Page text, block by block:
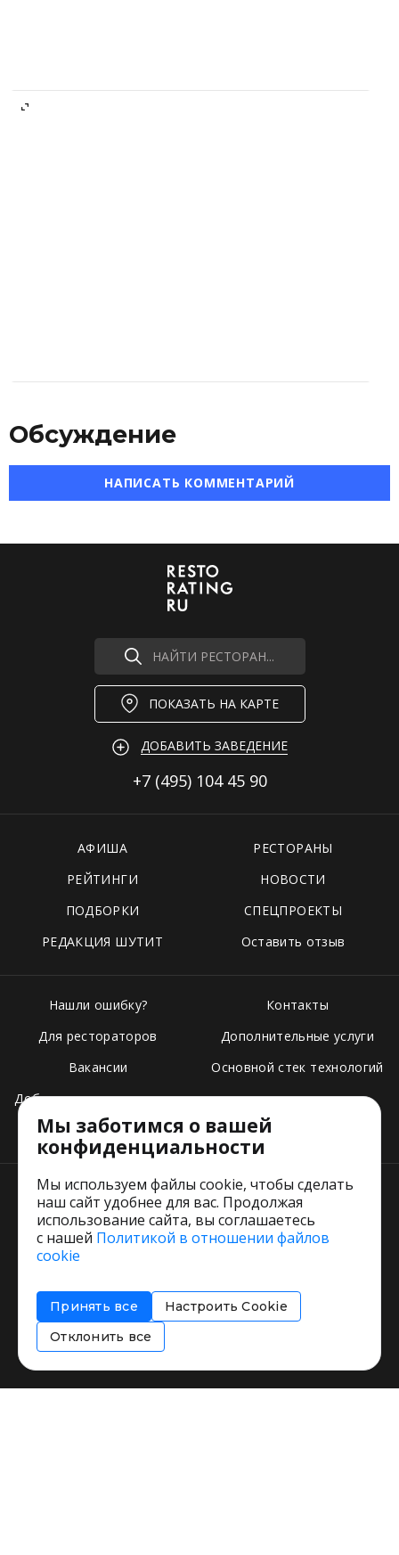
Обсуждение
НАПИСАТЬ КОММЕНТАРИЙ
НАЙТИ РЕСТОРАН...
ПОКАЗАТЬ НА КАРТЕ
ДОБАВИТЬ ЗАВЕДЕНИЕ
+7 (495) 104 45 90
АФИША
РЕСТОРАНЫ
РЕЙТИНГИ
НОВОСТИ
ПОДБОРКИ
СПЕЦПРОЕКТЫ
РЕДАКЦИЯ ШУТИТ
Оставить отзыв
Нашли ошибку?
Для рестораторов
Вакансии
Добавить свое заведение
Тарифы
Контакты
Дополнительные услуги
Основной стек технологий
Пользовательское соглашение
Соглашение об информировании
Политика использования cookies
Мы заботимся о вашей
конфиденциальности
Мы используем файлы cookie, чтобы сделать
наш сайт удобнее для вас. Продолжая
использование сайта, вы соглашаетесь
с нашей Политикой в отношении файлов
cookie
Принять все
Настроить Cookie
Отклонить все